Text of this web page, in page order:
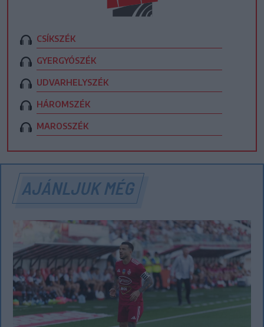
CSÍKSZÉK
GYERGYÓSZÉK
UDVARHELYSZÉK
HÁROMSZÉK
MAROSSZÉK
AJÁNLJUK MÉG